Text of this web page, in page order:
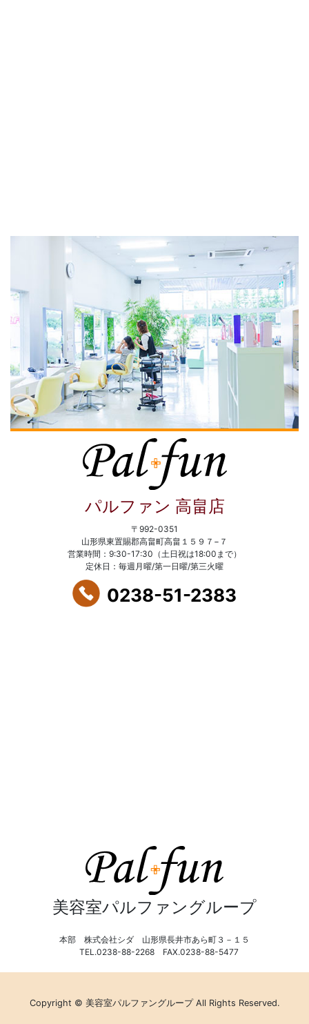
パルファン 高畠店
〒992-0351
山形県東置賜郡高畠町高畠１５９７−７
営業時間：9:30-17:30（土日祝は18:00まで）
定休日：毎週月曜/第一日曜/第三火曜
0238-51-2383
美容室パルファングループ
本部 株式会社シダ 山形県長井市あら町３－１５
TEL.0238-88-2268 FAX.0238-88-5477
Copyright © 美容室パルファングループ All Rights Reserved.